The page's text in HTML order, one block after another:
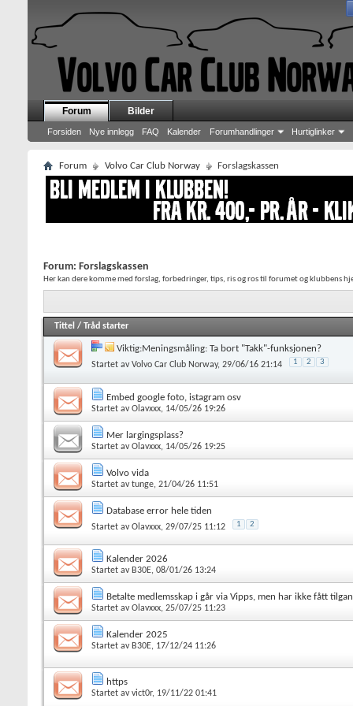
Forum
Forsiden Nye innlegg FAQ Kalender Forumhandlinger Hurtiglinker
Bilder
Forum Volvo Car Club Norway Forslagskassen
Forum: Forslagskassen
Her kan dere komme med forslag, forbedringer, tips, ris og ros til forumet og klubbens
Tittel / Tråd starter
Viktig:Meningsmåling: Ta bort "Takk"-funksjonen?
Startet avVolvo Car Club Norway, 29/06/16 21:14 1 2 3
Embed google foto, istagram osv
Startet avOlavxxx, 14/05/26 19:26
Mer largingsplass?
Startet avOlavxxx, 14/05/26 19:25
Volvo vida
Startet avtunge, 21/04/26 11:51
Database error hele tiden
Startet avOlavxxx, 29/07/25 11:12 1 2
Kalender 2026
Startet av B30E, 08/01/26 13:24
Betalte medlemsskap i går via Vipps, men har ikke fått
Startet avOlavxxx, 25/07/25 11:23
Kalender 2025
Startet av B30E, 17/12/24 11:26
https
Startet avvict0r, 19/11/22 01:41